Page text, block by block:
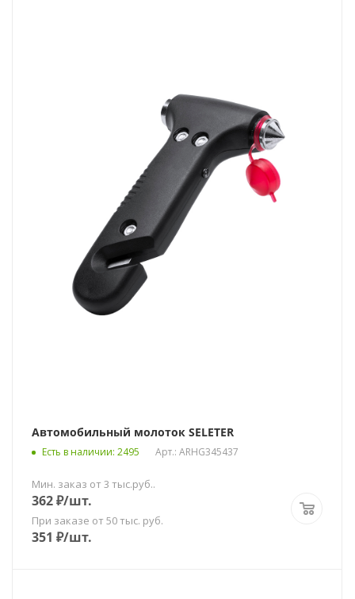
Автомобильный молоток SELETER
Есть в наличии: 2495 Арт.: ARHG345437
Мин. заказ от 3 тыс.руб..
362₽/шт.
При заказе от 50 тыс. руб.
351 ₽/шт.